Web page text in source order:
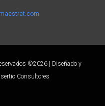
©2026 | Diseñado y
Consultores